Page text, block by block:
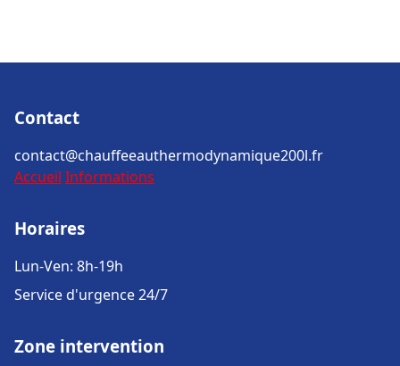
Contact
contact@chauffeeauthermodynamique200l.fr
Accueil Informations
Horaires
Lun-Ven: 8h-19h
Service d'urgence 24/7
Zone intervention